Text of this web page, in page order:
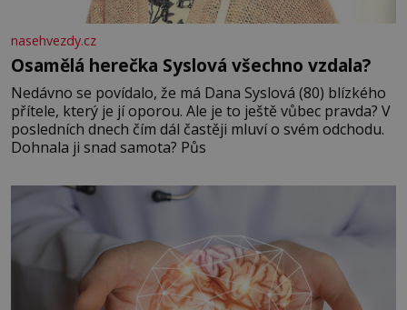
nasehvezdy.cz
Osamělá herečka Syslová všechno vzdala?
Nedávno se povídalo, že má Dana Syslová (80) blízkého
přítele, který je jí oporou. Ale je to ještě vůbec pravda? V
posledních dnech čím dál častěji mluví o svém odchodu.
Dohnala ji snad samota? Půs